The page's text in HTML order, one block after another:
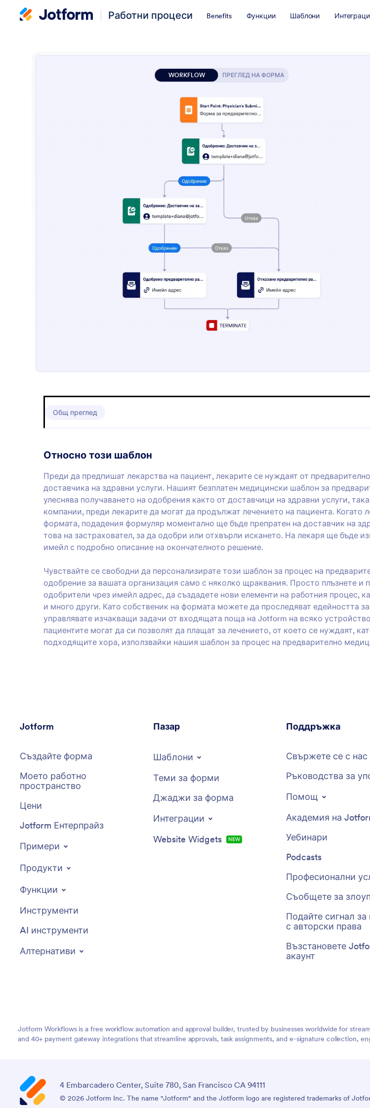
Работни процеси Benefits Функции Шаблони
WORKFLOW ПРЕГЛЕД НА ФОРМА
Общ преглед
Относно този шаблон
Преди да предпишат лекарства на пациент, лекарите се нуждаят от
доставчика на здравни услуги. Нашият безплатен медицински шаблон за
улеснява получаването на одобрения както от доставчици на здравни услуги,
компании, преди лекарите да могат да продължат лечението на пациента. Когато
формата, подадения формуляр моментално ще бъде препратен на доставчик на
това на застраховател, за да одобри или отхвърли искането. На лекаря ще бъде
имейл с подробно описание на окончателното решение.
Чувствайте се свободни да персонализирате този шаблон за процес на
одобрение за вашата организация само с няколко щраквания. Просто плъзнете и
одобрители чрез имейл адрес, да създадете нови елементи на работния процес,
и много други. Като собственик на формата можете да проследяват едейността
управлявате изчакващи задачи от входящата поща на Jotform на всяко
пациентите могат да си позволят да плащат за лечението, от което се нуждаят,
подходящите хора, използвайки нашия шаблон за процес на предварително
Jotform
Създайте форма
Моето работно
пространство
Цени
Jotform Ентерпрайз
Примери
Продукти
Функции
Инструменти
AI инструменти
Алтернативи
Пазар
Шаблони
Теми за форми
Джаджи за форма
Интеграции
Website Widgets
NEW
Поддръжка
Свържете се с нас
Ръководства за
Помощ
Академия на
Уебинари
Podcasts
Професионални
Съобщете за
Подайте сигнал
с авторски права
Възстановете
акаунт
Jotform Workflows is a free workflow automation and approval builder, trusted by businesses worldwide for
and 40+ payment gateway integrations that streamline approvals, task assignments, and e-signature collection,
4 Embarcadero Center, Suite 780, San Francisco CA 94111
© 2026 Jotform Inc. The name "Jotform" and the Jotform logo are registered trademarks of